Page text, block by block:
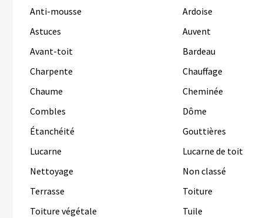
Anti-mousse
Ardoise
Astuces
Auvent
Avant-toit
Bardeau
Charpente
Chauffage
Chaume
Cheminée
Combles
Dôme
Étanchéité
Gouttières
Lucarne
Lucarne de toit
Nettoyage
Non classé
Terrasse
Toiture
Toiture végétale
Tuile